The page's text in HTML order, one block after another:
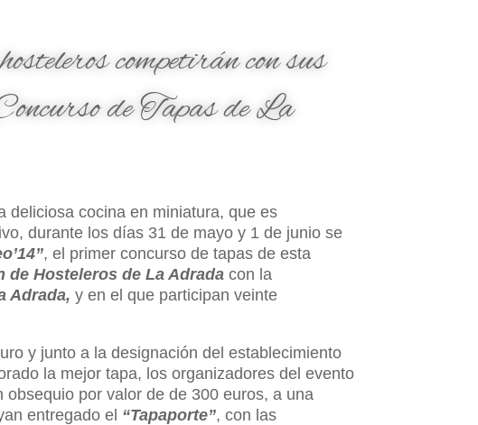
competirán con sus
de Tapas de La
deliciosa cocina en miniatura, que es
durante los días 31 de mayo y 1 de junio se
, el primer concurso de tapas de esta
de Hosteleros de La Adrada con la
Adrada,y en el que participan veinte
y junto a la designación del establecimiento
la mejor tapa, los organizadores del evento
por valor de de 300 euros, a una
entregado el “Tapaporte”, con las